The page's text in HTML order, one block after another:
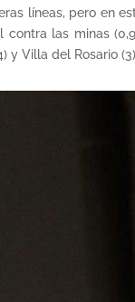
líneas, pero en
contra las minas
y Villa del Rosario